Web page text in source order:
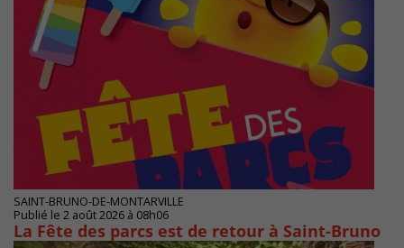
SAINT-BRUNO-DE-MONTARVILLE
Publié le 2 août 2026 à 08h06
La Fête des parcs est de retour à Saint-Bruno